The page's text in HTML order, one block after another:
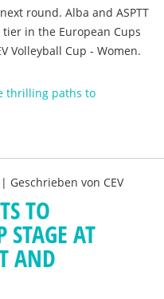
round. Alba and ASPTT
tier in the European Cups
Volleyball Cup - Women.
thrilling paths to
| Geschrieben von CEV
TO
STAGE AT
AND